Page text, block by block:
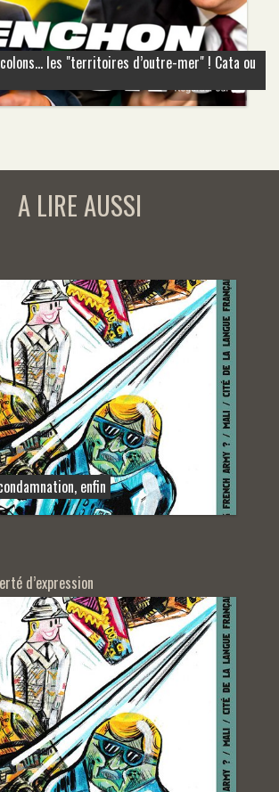
les "territoires d’outre-mer" ! Cata ou
A LIRE AUSSI
enfin
d’expression